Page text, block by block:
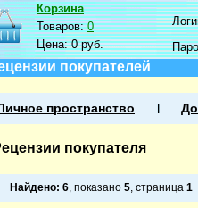
Корзина
Товаров:0
Цена:0 руб.
покупателей
пространство
покупателя
Найдено: 6, показано 5, страница 1